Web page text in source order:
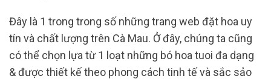
Đây là 1 trong trong số những trang web đặt hoa uy
tín và chất lượng trên Cà Mau. Ở đây, chúng ta cũng
có thể chọn lựa từ 1 loạt những bó hoa tuoi đa dạng
& được thiết kế theo phong cách tinh tế và sắc sảo